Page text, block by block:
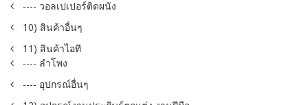
---- วอลเปเปอร์ติดผนัง
10) สินค้าอื่นๆ
11) สินค้าไอที
---- ลำโพง
---- อุปกรณ์อื่นๆ